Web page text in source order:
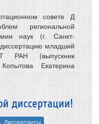
совете Д
региональной
наук (г. Санкт-
младший
РАН (выпускник
Екатерина
диссертации!
Диссертанты